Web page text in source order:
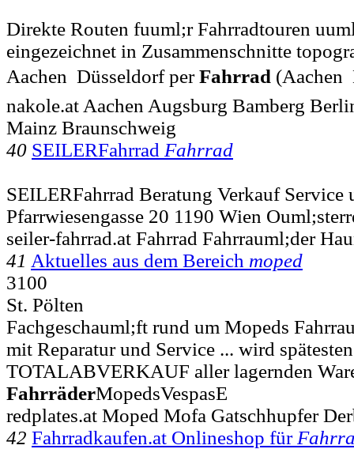
Direkte Routen fuuml;r Fahrradtouren
eingezeichnet in Zusammenschnitte
Aachen  Düsseldorf perFahrrad (Aachen
nakole.at Aachen Augsburg Bamberg
Mainz Braunschweig
40 SEILERFahrrad Fahrrad
SEILERFahrrad Beratung Verkauf Service
Pfarrwiesengasse 20 1190 Wien
seiler-fahrrad.at Fahrrad Fahrrauml;der
41 Aktuelles aus dem Bereich moped
3100
St. Pölten
Fachgeschauml;ft rund um Mopeds
mit Reparatur und Service ... wird
TOTALABVERKAUF aller lagernden
FahrräderMopedsVespasE
redplates.at Moped Mofa Gatschhupfer
42 Fahrradkaufen.at Onlineshop für